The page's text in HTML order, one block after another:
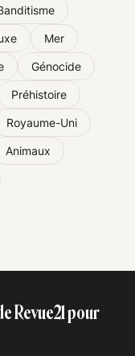
Mer
Génocide
Préhistoire
Royaume-Uni
Animaux
Revue21 pour